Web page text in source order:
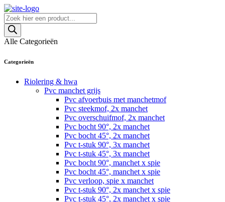
Skip
to
content
Producten
zoeken
Alle Categorieën
Categorieën
Riolering & hwa
Pvc manchet grijs
Pvc afvoerbuis met manchetmof
Pvc steekmof, 2x manchet
Pvc overschuifmof, 2x manchet
Pvc bocht 90°, 2x manchet
Pvc bocht 45°, 2x manchet
Pvc t-stuk 90°, 3x manchet
Pvc t-stuk 45°, 3x manchet
Pvc bocht 90°, manchet x spie
Pvc bocht 45°, manchet x spie
Pvc verloop, spie x manchet
Pvc t-stuk 90°, 2x manchet x spie
Pvc t-stuk 45°, 2x manchet x spie